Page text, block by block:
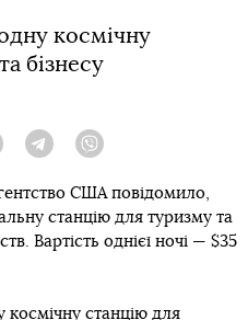
космічну
бізнесу
Twitter TelegramViber
США повідомило,
станцію для туризму та
Вартість однієї ночі — $35
космічну станцію для